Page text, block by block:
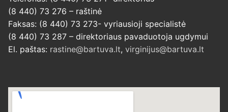
(8 440) 73 276 – raštinė
Faksas: (8 440) 73 273- vyriausioji specialistė
(8 440) 73 287 – direktoriaus pavaduotoja ugdymui
El. paštas: rastine@bartuva.lt, virginijus@bartuva.lt